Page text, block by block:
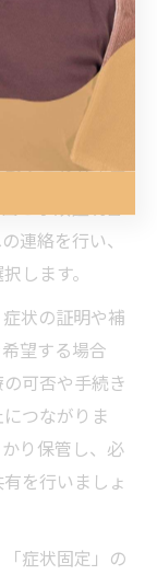
医療機関・保険
、治療開始か
くことが重要
と事故証明書
連絡を行い、
します。
状の証明や補
望する場合
可否や手続き
つながりま
り保管し、必
を行いましょ
症状固定」の